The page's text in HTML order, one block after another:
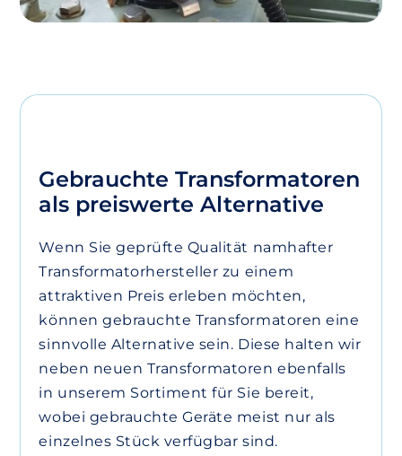
Gebrauchte Transformatoren
als preiswerte Alternative
Wenn Sie geprüfte Qualität namhafter
Transformatorhersteller zu einem
attraktiven Preis erleben möchten,
können gebrauchte Transformatoren eine
sinnvolle Alternative sein. Diese halten wir
neben neuen Transformatoren ebenfalls
in unserem Sortiment für Sie bereit,
wobei gebrauchte Geräte meist nur als
einzelnes Stück verfügbar sind.